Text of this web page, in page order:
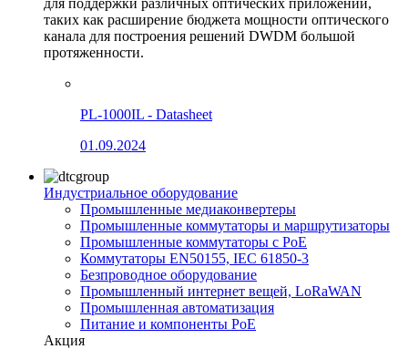
для поддержки различных оптических приложений,
таких как расширение бюджета мощности оптического
канала для построения решений DWDM большой
протяженности.
PL-1000IL - Datasheet
01.09.2024
Индустриальное оборудование
Промышленные медиаконвертеры
Промышленные коммутаторы и маршрутизаторы
Промышленные коммутаторы с PoE
Коммутаторы EN50155, IEC 61850-3
Безпроводное оборудование
Промышленный интернет вещей, LoRaWAN
Промышленная автоматизация
Питание и компоненты PoE
Акция